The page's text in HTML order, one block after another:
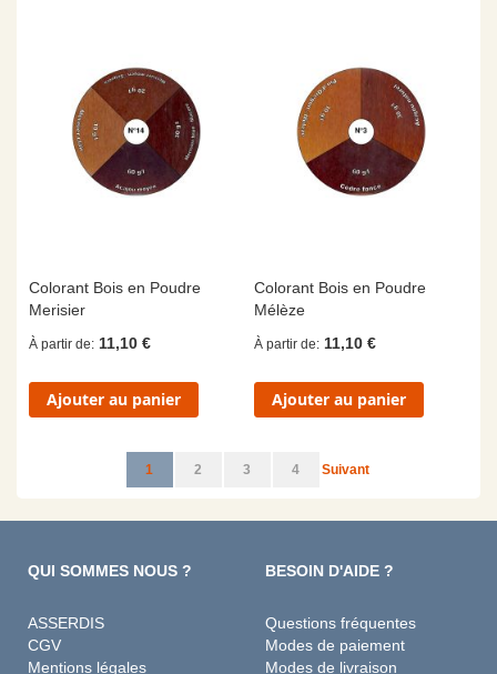
Colorant Bois en Poudre
Merisier
À partir de 11,10 €
Ajouter au panier
Colorant Bois en Poudre
Mélèze
À partir de 11,10 €
Ajouter au panier
PageVous lisez actuellement la page
1 Page
2 Page
3 Page
4 Page
Suivant
QUI SOMMES NOUS ?
ASSERDIS
CGV
Mentions légales
BESOIN D'AIDE ?
Questions fréquentes
Modes de paiement
Modes de livraison